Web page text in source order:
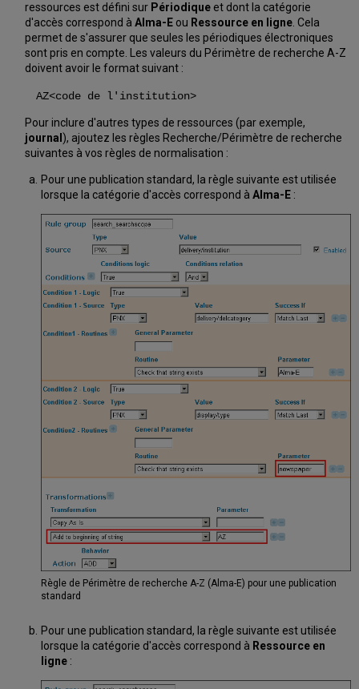
ressources est défini sur Périodiqueet dont la catégorie
d'accès correspond à Alma-Eou Ressource en ligne. Cela
permet de s'assurer que seules les périodiques électroniques
sont pris en compte. Les valeurs du Périmètre de recherche A-Z
doivent avoir le format suivant :
AZ<code de l'institution>
Pour inclure d'autres types de ressources (par exemple,
journal ), ajoutez les règles Recherche/Périmètre de recherche
suivantes à vos règles de normalisation :
Pour une publication standard, la règle suivante est utilisée
lorsque la catégorie d'accès correspond à Alma-E:
Règle de Périmètre de recherche A-Z (Alma-E) pour une publication
standard
Pour une publication standard, la règle suivante est utilisée
lorsque la catégorie d'accès correspond à Ressource en
ligne: